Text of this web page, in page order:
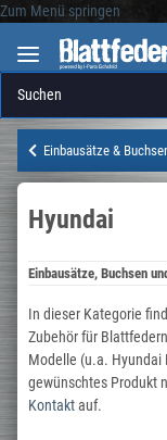
Zum Menü springen
Einbausätze &
Hyundai
Einbausätze, Buchsen
In dieser Kategorie
Zubehör für
Modelle (u.a. Hyundai
gewünschtes Produkt
Kontaktauf.